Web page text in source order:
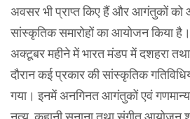
अवसर भी प्राप्त किए हैं और आगंतुकों
सांस्कृतिक समारोहों का आयोजन किया है।
अक्टूबर महीने में भारत मंडप में दशहरा तथा
दौरान कई प्रकार की सांस्कृतिक
गया। इनमें अनगिनत आगंतुकों एवं